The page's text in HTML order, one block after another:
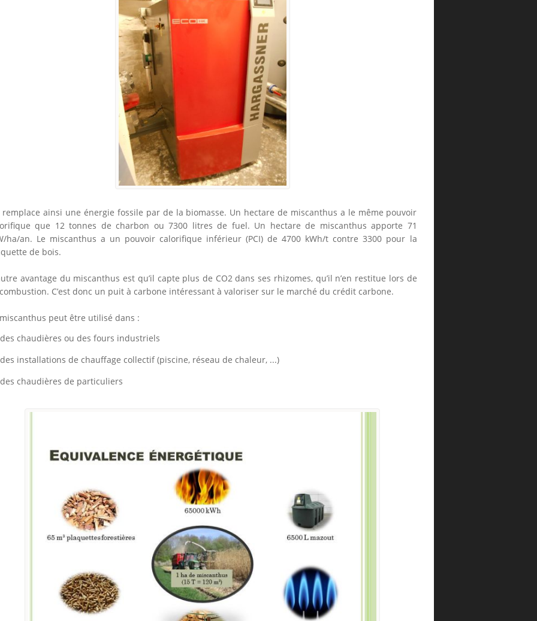
remplace ainsi une énergie fossile par de la biomasse. Un hectare de miscanthus a le même pouvoir
que 12 tonnes de charbon ou 7300 litres de fuel. Un hectare de miscanthus apporte 71
ha/an. Le miscanthus a un pouvoir calorifique inférieur (PCI) de 4700 kWh/t contre 3300 pour la
de bois.
avantage du miscanthus est qu’il capte plus de CO2 dans ses rhizomes, qu’il n’en restitue lors de
C’est donc un puit à carbone intéressant à valoriser sur le marché du crédit carbone.
peut être utilisé dans :
des chaudières ou des fours industriels
des installations de chauffage collectif (piscine, réseau de chaleur, ...)
des chaudières de particuliers